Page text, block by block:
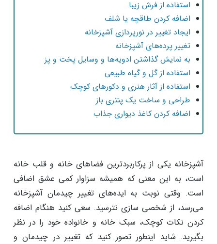
استفاده از فرش زیبا
اضافه کردن طاقچه یا شلف
ایجاد تغییر در نورپردازی آشپزخانه
تغییر پرده‌های آشپزخانه
به نمایش گذاشتن ادویه‌ها و وسایل پخت و پز
استفاده از گل و گیاه طبیعی
استفاده از آثار هنری و دکورهای کوچک
طراحی و ساخت یک پنتری باز
اضافه کردن کاغذ دیواری جذاب
آشپزخانه یکی از پرکاربردترین فضاهای خانه و قلب خانه
است، به این معنی که همیشه سزاوار کمی عشق اضافی
است. وقتی نوبت به ایده‌های تغییر چیدمان آشپزخانه
می‌رسد، از شخصی سازی نترسید. سعی کنید هنگام اضافه
کردن نکات کوچک، سبک خانه و خانواده خود را در نظر
بگیرید. شاید اینطور تصور کنید که تغییر در چیدمان و